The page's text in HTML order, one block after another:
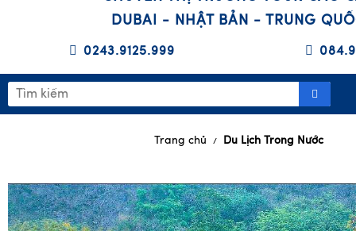
DUBAI - NHẬT BẢN - TRUNG
0243.9125.999
Trang chủ / Du Lịch Trong Nước